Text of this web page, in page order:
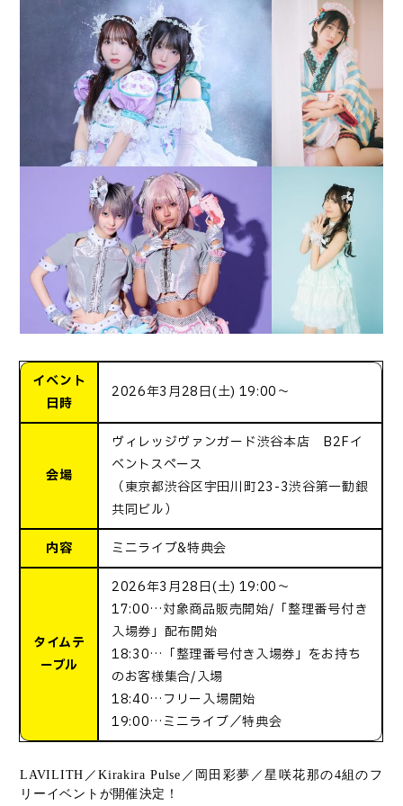
イベント
日時
2026年3月28日(土) 19:00〜
会場
ヴィレッジヴァンガード渋谷本店 B2Fイ
ベントスペース
（東京都渋谷区宇田川町23-3渋谷第一勧銀
共同ビル）
内容 ミニライブ&特典会
タイムテ
ーブル
2026年3月28日(土) 19:00〜
17:00…対象商品販売開始/「整理番号付き
入場券」配布開始
18:30…「整理番号付き入場券」をお持ち
のお客様集合/入場
18:40…フリー入場開始
19:00…ミニライブ／特典会
LAVILITH／Kirakira Pulse／岡田彩夢／星咲花那の4組のフ
リーイベントが開催決定！